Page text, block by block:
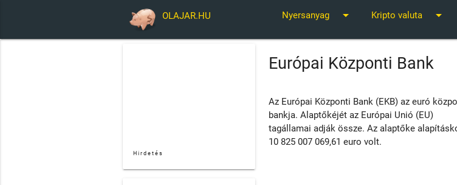
OLAJAR.HU Nyersanyag arrow_drop_down Kripto valuta arrow_drop_down
Európai Központi Bank
Az Európai Központi Bank (EKB) az euró
bankja. Alaptőkéjét az Európai Unió (EU)
tagállamai adják össze. Az alaptőke
10 825 007 069,61 euro volt.
Hirdetés